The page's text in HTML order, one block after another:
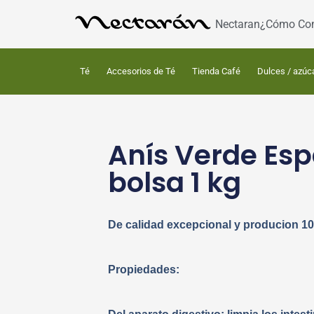
Nectaran¿Cómo
Té Accesorios de Té Tienda Café Dulces /
Anís Verde
bolsa 1 kg
De calidad excepcional y producion
Propiedades: